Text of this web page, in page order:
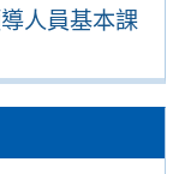
人員基本課